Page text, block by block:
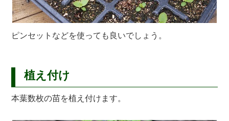
ピンセットなどを使っても良いでしょう。
植え付け
本葉数枚の苗を植え付けます。